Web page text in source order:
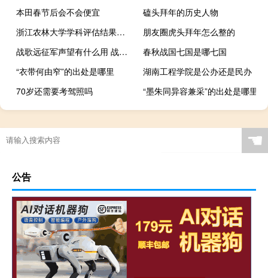
本田春节后会不会便宜
磕头拜年的历史人物
浙江农林大学学科评估结果排名
朋友圈虎头拜年怎么整的
战歌远征军声望有什么用 战歌远征军需官在哪
春秋战国七国是哪七国
“衣带何由窄”的出处是哪里
湖南工程学院是公办还是民办
70岁还需要考驾照吗
“墨朱同异容兼采”的出处是哪里
☚
公告